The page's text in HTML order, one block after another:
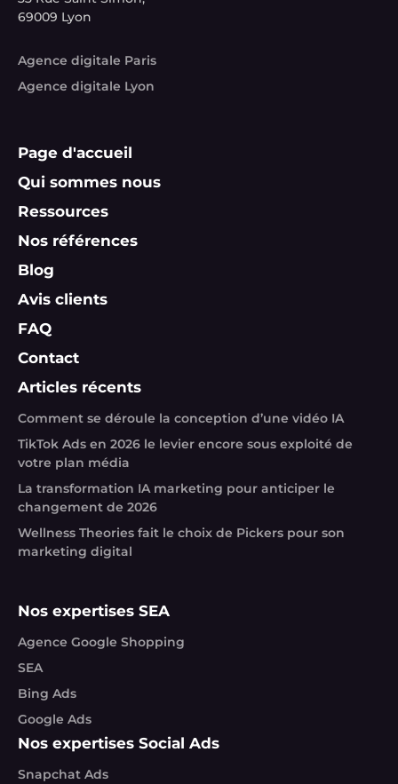
69009 Lyon
Agence digitale Paris
Agence digitale Lyon
Page d'accueil
Qui sommes nous
Ressources
Nos références
Blog
Avis clients
FAQ
Contact
Articles récents
Comment se déroule la conception d’une vidéo IA
TikTok Ads en 2026 le levier encore sous exploité de
votre plan média
La transformation IA marketing pour anticiper le
changement de 2026
Wellness Theories fait le choix de Pickers pour son
marketing digital
Nos expertises SEA
Agence Google Shopping
SEA
Bing Ads
Google Ads
Nos expertises Social Ads
Snapchat Ads